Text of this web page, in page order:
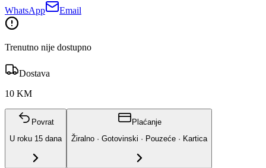
WhatsApp Email
Trenutno nije dostupno
Dostava
10 KM
Povrat
U roku 15 dana
Plaćanje
Žiralno · Gotovinski · Pouzeće · Kartica